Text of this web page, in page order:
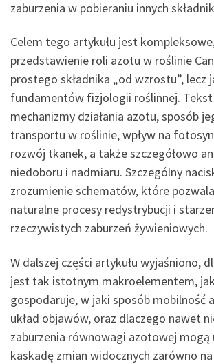
zaburzenia w pobieraniu innych
Celem tego artykułu jest
przedstawienie roli azotu w roślinie
prostego składnika „od wzrostu”, lecz
fundamentów fizjologii roślinnej.
mechanizmy działania azotu, sposób
transportu w roślinie, wpływ na
rozwój tkanek, a także szczegółowo
niedoboru i nadmiaru. Szczególny
zrozumienie schematów, które
naturalne procesy redystrybucji i
rzeczywistych zaburzeń żywieniowych.
W dalszej części artykułu wyjaśniono,
jest tak istotnym makroelementem,
gospodaruje, w jaki sposób mobilność
układ objawów, oraz dlaczego nawet
zaburzenia równowagi azotowej mogą
kaskadę zmian widocznych zarówno